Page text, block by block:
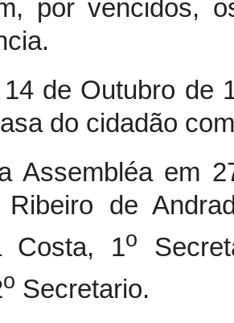
por vencidos,
de Outubro de
do cidadão
Assembléa em
Ribeiro de
Costa, 1o
o Secretario.